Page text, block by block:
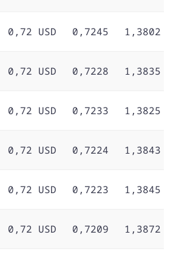
0,72 USD 0,7245 1,3802
0,72 USD 0,7228 1,3835
0,72 USD 0,7233 1,3825
0,72 USD 0,7224 1,3843
0,72 USD 0,7223 1,3845
0,72 USD 0,7209 1,3872